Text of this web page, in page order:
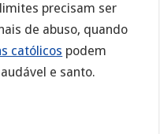
precisam ser
de abuso, quando
católicos podem
e santo.